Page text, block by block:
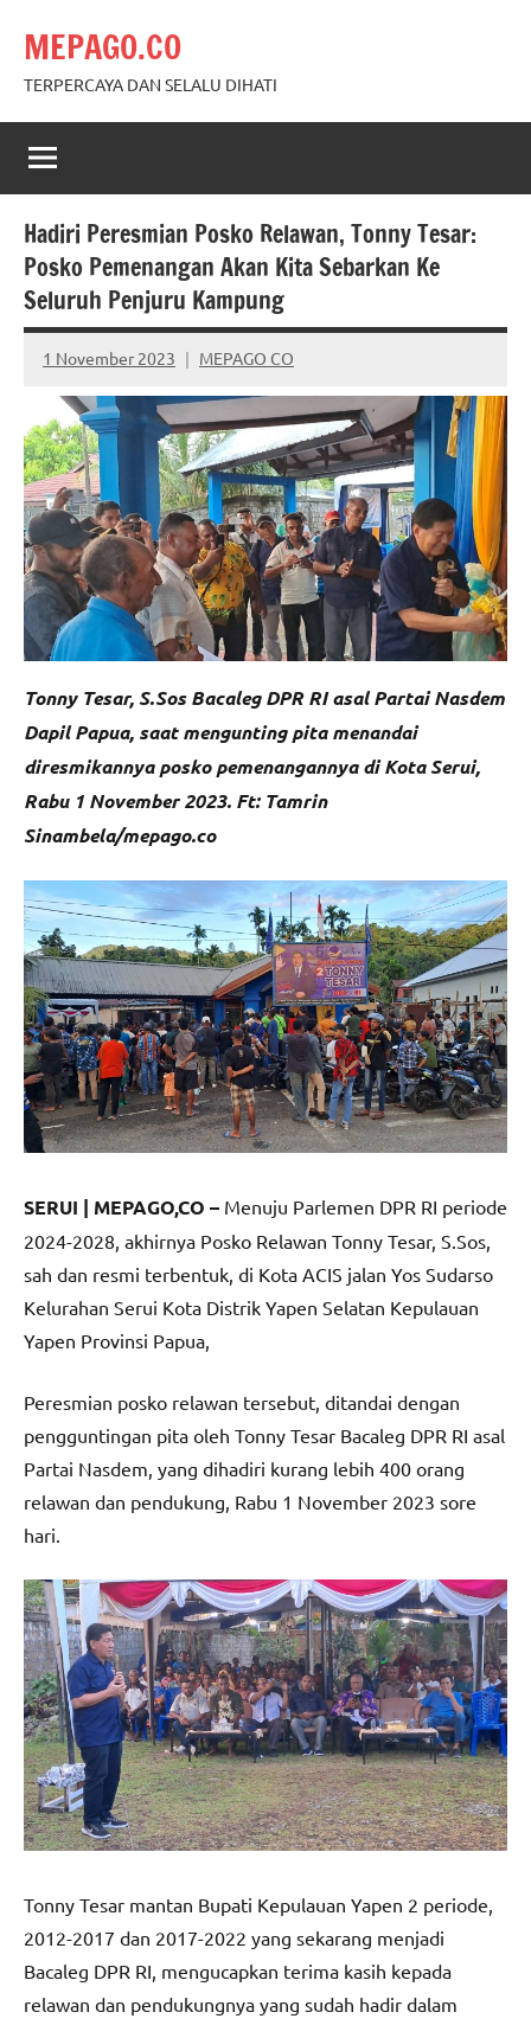
content
MEPAGO.CO
TERPERCAYA DAN SELALU DIHATI
Hadiri Peresmian Posko Relawan, Tonny Tesar:
Posko Pemenangan Akan Kita Sebarkan Ke
Seluruh Penjuru Kampung
1 November 2023 MEPAGO CO
No
comments
Tonny Tesar, S.Sos Bacaleg DPR RI asal Partai Nasdem
Dapil Papua, saat mengunting pita menandai
diresmikannya posko pemenangannya di Kota Serui,
Rabu 1 November 2023. Ft: Tamrin
Sinambela/mepago.co
SERUI | MEPAGO,CO – Menuju Parlemen DPR RI periode
2024-2028, akhirnya Posko Relawan Tonny Tesar, S.Sos,
sah dan resmi terbentuk, di Kota ACIS jalan Yos Sudarso
Kelurahan Serui Kota Distrik Yapen Selatan Kepulauan
Yapen Provinsi Papua,
Peresmian posko relawan tersebut, ditandai dengan
pengguntingan pita oleh Tonny Tesar Bacaleg DPR RI asal
Partai Nasdem, yang dihadiri kurang lebih 400 orang
relawan dan pendukung, Rabu 1 November 2023 sore
hari.
Tonny Tesar mantan Bupati Kepulauan Yapen 2 periode,
2012-2017 dan 2017-2022 yang sekarang menjadi
Bacaleg DPR RI, mengucapkan terima kasih kepada
relawan dan pendukungnya yang sudah hadir dalam